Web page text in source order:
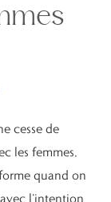
cesse de
les femmes,
quand on
l’intention